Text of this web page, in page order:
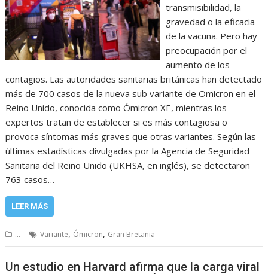
transmisibilidad, la
gravedad o la eficacia
de la vacuna. Pero hay
preocupación por el
aumento de los
contagios. Las autoridades sanitarias británicas han detectado
más de 700 casos de la nueva sub variante de Omicron en el
Reino Unido, conocida como Ómicron XE, mientras los
expertos tratan de establecer si es más contagiosa o
provoca síntomas más graves que otras variantes. Según las
últimas estadísticas divulgadas por la Agencia de Seguridad
Sanitaria del Reino Unido (UKHSA, en inglés), se detectaron
763 casos…
LEER MÁS
... Variante, Ómicron, Gran Bretania
Un estudio en Harvard afirma que la carga viral